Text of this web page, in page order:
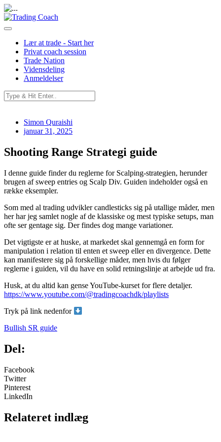
Lær at trade - Start her
Privat coach session
Trade Nation
Vidensdeling
Anmeldelser
Simon Quraishi
januar 31, 2025
Shooting Range Strategi guide
I denne guide finder du reglerne for Scalping-strategien, herunder
brugen af sweep entries og Scalp Div. Guiden indeholder også en
række eksempler.
Som med al trading udvikler candlesticks sig på utallige måder, men
her har jeg samlet nogle af de klassiske og mest typiske setups, man
ofte ser gentage sig. Der findes dog mange variationer.
Det vigtigste er at huske, at markedet skal gennemgå en form for
manipulation i relation til enten et sweep eller en divergence. Dette
kan manifestere sig på forskellige måder, men hvis du følger
reglerne i guiden, vil du have en solid retningslinje at arbejde ud fra.
Husk, at du altid kan gense YouTube-kurset for flere detaljer.
https://www.youtube.com/@tradingcoachdk/playlists
Tryk på link nedenfor
Bullish SR guide
Del:
Facebook
Twitter
Pinterest
LinkedIn
Relateret indlæg